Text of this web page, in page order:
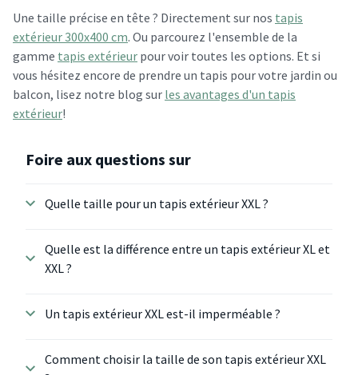
Une taille précise en tête ? Directement sur nos tapis
extérieur 300x400 cm. Ou parcourez l'ensemble de la
gamme tapis extérieur pour voir toutes les options. Et si
vous hésitez encore de prendre un tapis pour votre jardin ou
balcon, lisez notre blog sur les avantages d'un tapis
extérieur!
Foire aux questions sur
Quelle taille pour un tapis extérieur XXL ?
Quelle est la différence entre un tapis extérieur XL et
XXL ?
Un tapis extérieur XXL est-il imperméable ?
Comment choisir la taille de son tapis extérieur XXL